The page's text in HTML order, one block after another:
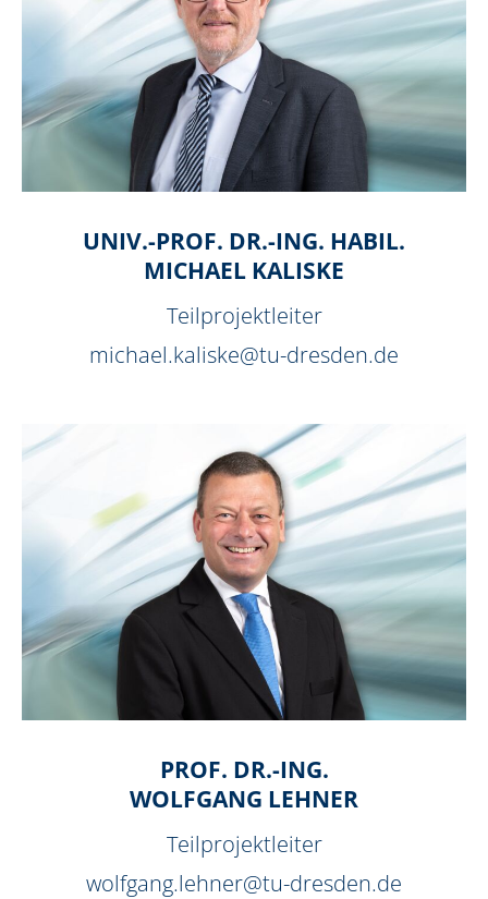
UNIV.-PROF. DR.-ING. HABIL.
MICHAEL KALISKE
Teilprojektleiter
michael.kaliske@tu-dresden.de
PROF. DR.-ING.
WOLFGANG LEHNER
Teilprojektleiter
wolfgang.lehner@tu-dresden.de